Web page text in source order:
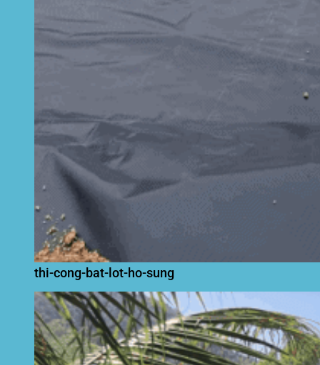
thi-cong-bat-lot-ho-sung